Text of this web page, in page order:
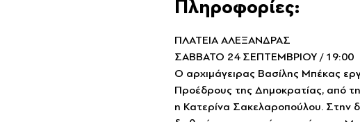
Πληροφορίες:
ΠΛΑΤΕΙΑ ΑΛΕΞΑΝΔΡΑΣ
ΣΑΒΒΑΤΟ 24 ΣΕΠΤΕΜΒΡΙΟΥ / 19:00
Ο αρχιμάγειρας Βασίλης Μπέκας
Προέδρους της Δημοκρατίας, από
η Κατερίνα Σακελαροπούλου. Στην